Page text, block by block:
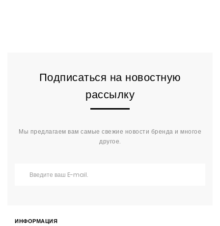
Подписаться на новостную
рассылку
Мы предлагаем вам самые свежие новости бренда и многое
другое.
ИНФОРМАЦИЯ